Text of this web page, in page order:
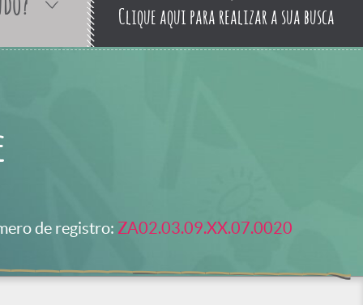
Clique aqui para realizar a sua busca
de registro: ZA02.03.09.XX.07.0020